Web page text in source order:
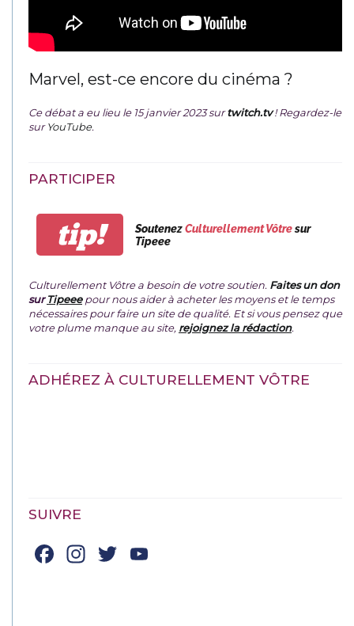
Marvel, est-ce encore du cinéma ?
Ce débat a eu lieu le 15 janvier 2023 surtwitch.tv ! Regardez-le
surYouTube.
PARTICIPER
tip! SoutenezCulturellement Vôtresur
Tipeee
Culturellement Vôtre a besoin de votre soutien. Faites un don
surTipeeepour nous aider à acheter les moyens et le temps
nécessaires pour faire un site de qualité. Et si vous pensez que
votre plume manque au site, rejoignez la rédaction.
ADHÉREZ À CULTURELLEMENT VÔTRE
SUIVRE
Facebook
Instagram
Twitter